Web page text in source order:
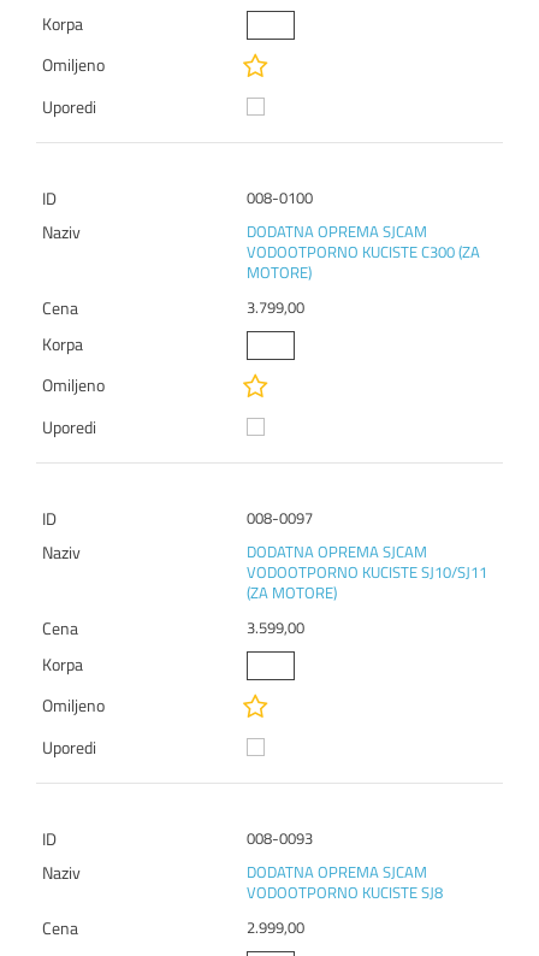
008-0100
DODATNA OPREMA SJCAM
VODOOTPORNO KUCISTE C300 (ZA
MOTORE)
3.799,00
008-0097
DODATNA OPREMA SJCAM
VODOOTPORNO KUCISTE SJ10/SJ11
(ZA MOTORE)
3.599,00
008-0093
DODATNA OPREMA SJCAM
VODOOTPORNO KUCISTE SJ8
2.999,00